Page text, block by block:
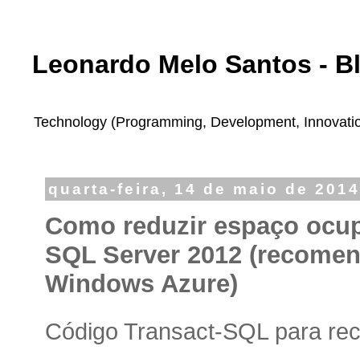
Leonardo Melo Santos -
Technology (Programming, Development,
quarta-feira, 14 de maio de 2014
Como reduzir espaço
SQL Server 2012
Windows Azure)
Código Transact-SQL para